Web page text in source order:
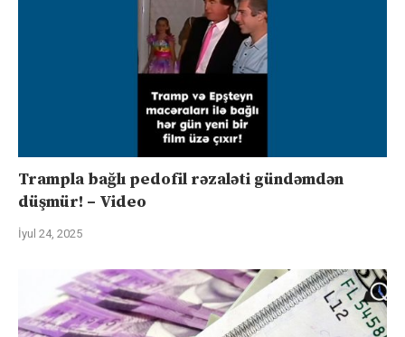
Trampla bağlı pedofil rəzaləti gündəmdən
düşmür! – Video
İyul 24, 2025